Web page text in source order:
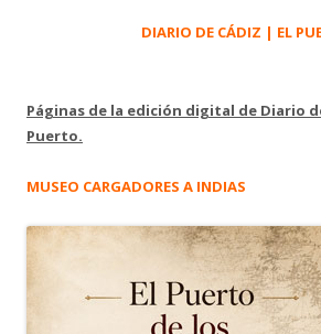
DIARIO DE CÁDIZ | EL
Páginas de la edición digital de Diario
Puerto.
MUSEO CARGADORES A INDIAS